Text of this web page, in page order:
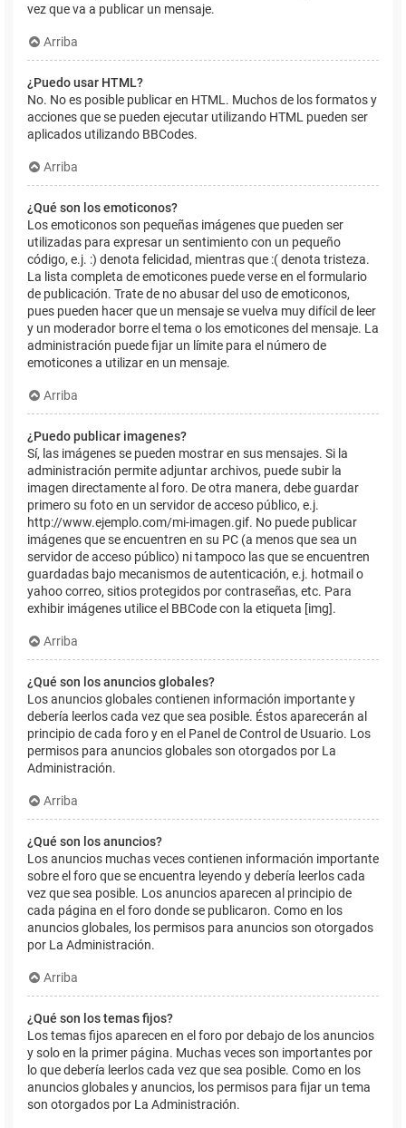
vez que va a publicar un mensaje.
Arriba
¿Puedo usar HTML?
No. No es posible publicar en HTML. Muchos de los formatos y
acciones que se pueden ejecutar utilizando HTML pueden ser
aplicados utilizando BBCodes.
Arriba
¿Qué son los emoticonos?
Los emoticonos son pequeñas imágenes que pueden ser
utilizadas para expresar un sentimiento con un pequeño
código, e.j. :) denota felicidad, mientras que :( denota tristeza.
La lista completa de emoticones puede verse en el formulario
de publicación. Trate de no abusar del uso de emoticonos,
pues pueden hacer que un mensaje se vuelva muy difícil de leer
y un moderador borre el tema o los emoticones del mensaje. La
administración puede fijar un límite para el número de
emoticones a utilizar en un mensaje.
Arriba
¿Puedo publicar imagenes?
Sí, las imágenes se pueden mostrar en sus mensajes. Si la
administración permite adjuntar archivos, puede subir la
imagen directamente al foro. De otra manera, debe guardar
primero su foto en un servidor de acceso público, e.j.
http://www.ejemplo.com/mi-imagen.gif. No puede publicar
imágenes que se encuentren en su PC (a menos que sea un
servidor de acceso público) ni tampoco las que se encuentren
guardadas bajo mecanismos de autenticación, e.j. hotmail o
yahoo correo, sitios protegidos por contraseñas, etc. Para
exhibir imágenes utilice el BBCode con la etiqueta [img].
Arriba
¿Qué son los anuncios globales?
Los anuncios globales contienen información importante y
debería leerlos cada vez que sea posible. Éstos aparecerán al
principio de cada foro y en el Panel de Control de Usuario. Los
permisos para anuncios globales son otorgados por La
Administración.
Arriba
¿Qué son los anuncios?
Los anuncios muchas veces contienen información importante
sobre el foro que se encuentra leyendo y debería leerlos cada
vez que sea posible. Los anuncios aparecen al principio de
cada página en el foro donde se publicaron. Como en los
anuncios globales, los permisos para anuncios son otorgados
por La Administración.
Arriba
¿Qué son los temas fijos?
Los temas fijos aparecen en el foro por debajo de los anuncios
y solo en la primer página. Muchas veces son importantes por
lo que debería leerlos cada vez que sea posible. Como en los
anuncios globales y anuncios, los permisos para fijar un tema
son otorgados por La Administración.